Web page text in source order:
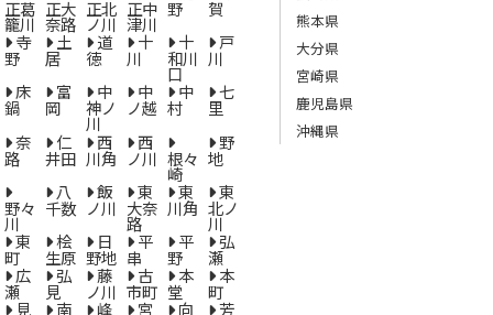
正葛
籠川
正大
奈路
正北
ノ川
正中
津川
野
賀
寺
野
土
居
道
徳
十
川
十
和川
口
戸
川
床
鍋
富
岡
中
神ノ
川
中
ノ越
中
村
七
里
奈
路
仁
井田
西
川角
西
ノ川 根々
崎
野
地
野々
川
八
千数
飯
ノ川
東
大奈
路
東
川角
東
北ノ
川
東
町
桧
生原
日
野地
平
串
平
野
弘
瀬
広
瀬
弘
見
藤
ノ川
古
市町
本
堂
本
町
見 南 峰 宮 向 芳
熊本県
大分県
宮崎県
鹿児島県
沖縄県